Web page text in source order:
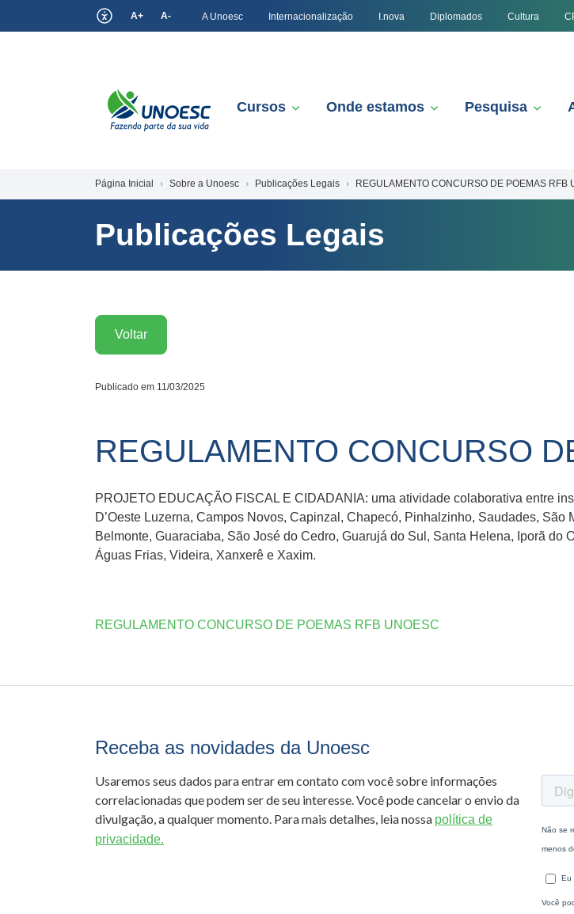
A+ A- A Unoesc Internacionalização I.nova Diplomados Cultura
Cursos Onde estamos Pesquisa
Página Inicial Sobre a Unoesc Publicações Legais REGULAMENTO CONCURSO DE POEMAS RFB
Publicações Legais
Voltar
Publicado em 11/03/2025
REGULAMENTO CONCURSO
PROJETO EDUCAÇÃO FISCAL E CIDADANIA: uma atividade colaborativa entre
D’Oeste Luzerna, Campos Novos, Capinzal, Chapecó, Pinhalzinho, Saudades,
Belmonte, Guaraciaba, São José do Cedro, Guarujá do Sul, Santa Helena, Iporã
Águas Frias, Videira, Xanxerê e Xaxim.
REGULAMENTO CONCURSO DE POEMAS RFB UNOESC
Receba as novidades da Unoesc
Usaremos seus dados para entrar em contato com você sobre informações
correlacionadas que podem ser de seu interesse. Você pode cancelar o envio da
divulgação, a qualquer momento. Para mais detalhes, leia nossa política de
privacidade.